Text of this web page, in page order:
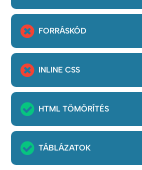
FORRÁSKÓD
INLINE CSS
HTML TÖMÖRÍTÉS
TÁBLÁZATOK